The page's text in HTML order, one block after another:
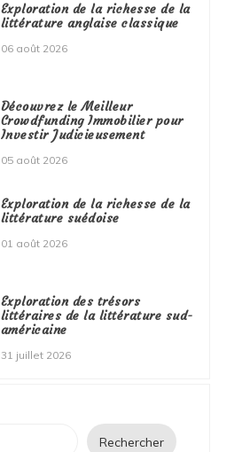
Exploration de la richesse de la
littérature anglaise classique
06 août 2026
Découvrez le Meilleur
Crowdfunding Immobilier pour
Investir Judicieusement
05 août 2026
Exploration de la richesse de la
littérature suédoise
01 août 2026
Exploration des trésors
littéraires de la littérature sud-
américaine
31 juillet 2026
Rechercher